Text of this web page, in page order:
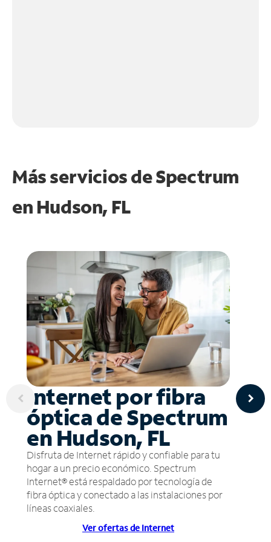
Más servicios de Spectrum
en Hudson, FL
Internet por fibra
óptica de Spectrum
en Hudson, FL
Disfruta de Internet rápido y confiable para tu
hogar a un precio económico. Spectrum
Internet® está respaldado por tecnología de
fibra óptica y conectado a las instalaciones por
líneas coaxiales.
Ver ofertas de Internet